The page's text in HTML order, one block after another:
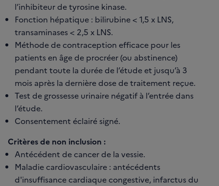
l’inhibiteur de tyrosine kinase.
Fonction hépatique : bilirubine < 1,5 x LNS,
transaminases < 2,5 x LNS.
Méthode de contraception efficace pour les
patients en âge de procréer (ou abstinence)
pendant toute la durée de l’étude et jusqu’à 3
mois après la dernière dose de traitement reçue.
Test de grossesse urinaire négatif à l’entrée dans
l’étude.
Consentement éclairé signé.
Critères de non inclusion :
Antécédent de cancer de la vessie.
Maladie cardiovasculaire : antécédents
d'insuffisance cardiaque congestive, infarctus du